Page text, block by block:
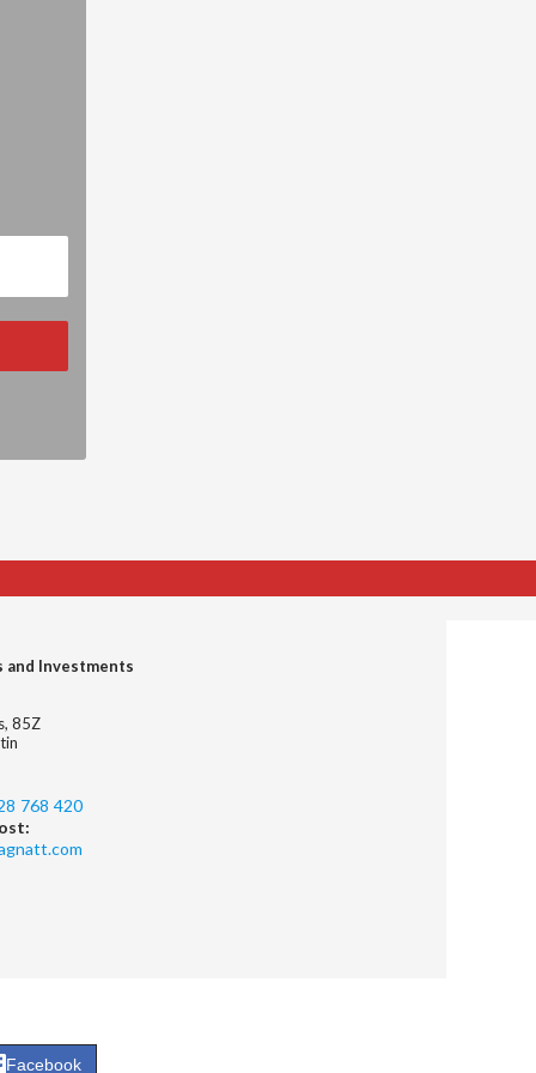
and Investments
85Z
768 420
Facebook